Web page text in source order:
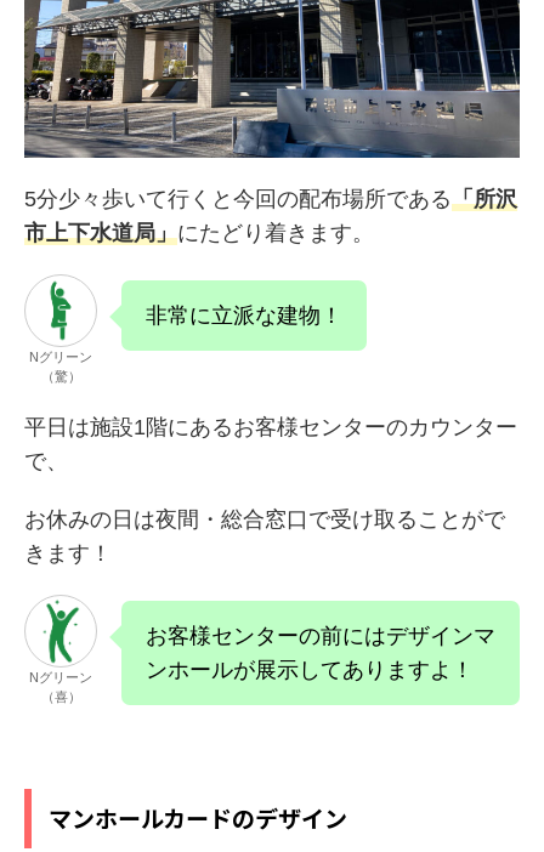
5分少々歩いて行くと今回の配布場所である「所沢
市上下水道局」にたどり着きます。
Nグリーン
（驚）
非常に立派な建物！
平日は施設1階にあるお客様センターのカウンター
で、
お休みの日は夜間・総合窓口で受け取ることがで
きます！
Nグリーン
（喜）
お客様センターの前にはデザインマ
ンホールが展示してありますよ！
マンホールカードのデザイン